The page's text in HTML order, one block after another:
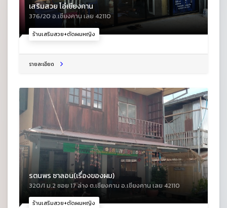
ร้านเสริมสวย+ตัดผมหญิง
เสริมสวย โอ๋เชียงคาน
376/20 อ.เชียงคาน เลย 42110
รายละเอียด
ร้านเสริมสวย+ตัดผมหญิง
รตนพร ซาลอน(เรื่องของผม)
320/1 ม.2 ซอย 17 ล่าง ต.เชียงคาน อ.เชียงคาน เลย 42110